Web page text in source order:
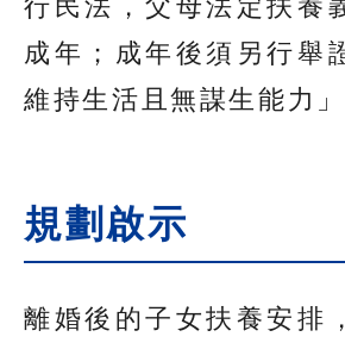
成年；成年後須另行舉
維持生活且無謀生能力」
規劃啟示
離婚後的子女扶養安排